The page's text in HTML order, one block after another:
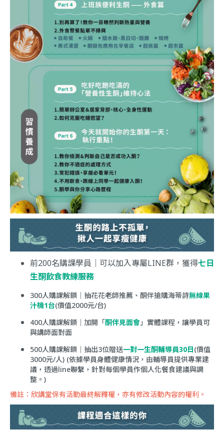
前200名購課學員｜可以加入專屬LINE群，獲得七日
生酮飲食教練服務
300人購課解鎖｜抽花花老師推薦、酮伴搶購海蒂詩無線果
汁機1台(價值2000元/台)
400人購課解鎖｜加開「酮伴見面會」實體課程，讓學員可
與講師面對面
500人購課解鎖｜抽出3位贈送一對一生酮輔導員30日(價值
3000元/人) (依據學員身體健康情況，由輔導員提供專業建
議，透過line聯繫，針對每個學員作個人化餐食建議與調
整。)
備註：欣講堂保有活動最終解釋權，亦有修改活動內容的權利。